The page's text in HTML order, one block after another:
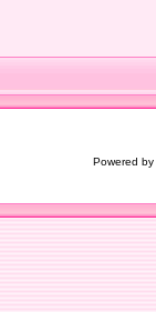
Powered by